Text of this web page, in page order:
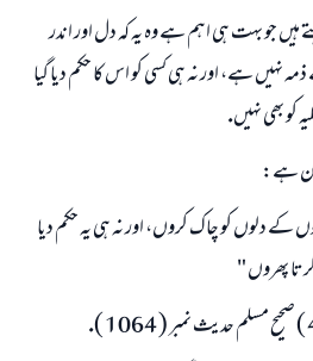
ہيں جو بہت ہى اہم ہے وہ يہ كہ دل اور اندر
نہيں ہے، اور نہ ہى كسى كو اس كا حكم ديا گيا
كو بھى نہيں.
ہے:
كے دلوں كو چاك كروں، اور نہ ہى يہ حكم ديا
پھروں "